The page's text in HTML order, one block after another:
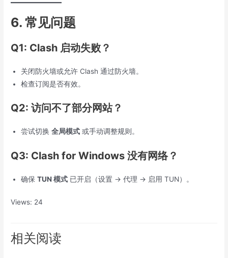
6. 常见问题
Q1: Clash 启动失败？
关闭防火墙或允许 Clash 通过防火墙。
检查订阅是否有效。
Q2: 访问不了部分网站？
尝试切换全局模式 或手动调整规则。
Q3: Clash for Windows 没有网络？
确保TUN 模式 已开启（设置 -> 代理 -> 启用 TUN）。
Views: 24
相关阅读